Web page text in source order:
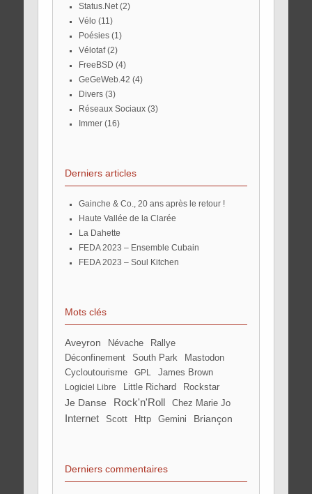
Status.Net(2)
Vélo(11)
Poésies(1)
Vélotaf(2)
FreeBSD (4)
GeGeWeb.42 (4)
Divers(3)
Réseaux Sociaux(3)
Immer(16)
Derniers articles
Gainche & Co., 20 ans après le retour !
Haute Vallée de la Clarée
La Dahette
FEDA 2023 – Ensemble Cubain
FEDA 2023 – Soul Kitchen
Mots clés
Aveyron Névache
rallye
Déconfinement
South Park
mastodon
Cycloutourisme
GPL James Brown
Logiciel Libre Little Richard Rockstar
Je Danse Rock'n'Roll Chez Marie Jo
Internet Scott http Gemini Briançon
Derniers commentaires